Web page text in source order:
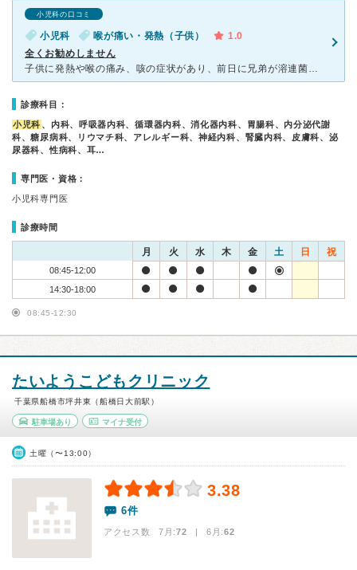
小児科の口コミ
小児科 喉が痛い・発熱（子供）
1.0
全くお勧めしません
子供に発熱や喉の痛み、咳の症状があり、前日に兄弟が溶連菌に感染していたことから、溶連菌の可能性を疑い受診しました。 担当いただいた女性医師は、子供の喉の様子を少し見て、聴診器を当てるや否や、『た
診療科目：
小児科 、内科、呼吸器内科、循環器内科、消化器内科、胃腸科、内分泌代謝
科、糖尿病科、リウマチ科、アレルギー科、神経内科、腎臓内科、皮膚科、泌
尿器科、性病科、耳…
専門医・資格：
小児科専門医
診療時間
月 火 水 木 金 土 日 祝
08:45-12:00
14:30-18:00
08:45-12:30
たいようこどもクリニック
千葉県船橋市坪井東（船橋日大前駅）
駐車場あり マイナ受付
土曜（〜13:00）
3.38
6件
アクセス数 7月:72 | 6月:62